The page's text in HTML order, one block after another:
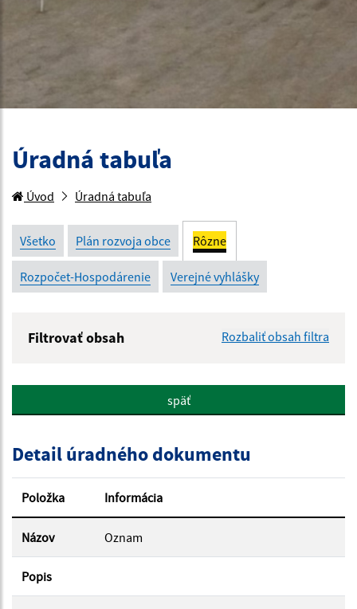
Úradná tabuľa
Úvod Úradná tabuľa
Všetko Plán rozvoja obce Rôzne
Rozpočet-Hospodárenie Verejné vyhlášky
Filtrovať obsah Rozbaliť obsah filtra
Popis:
Dátum zverejnenia od:
Dátum zverejnenia do:
Filtrovať Reset
späť
Detail úradného dokumentu
Položka Informácia
Názov Oznam
Popis